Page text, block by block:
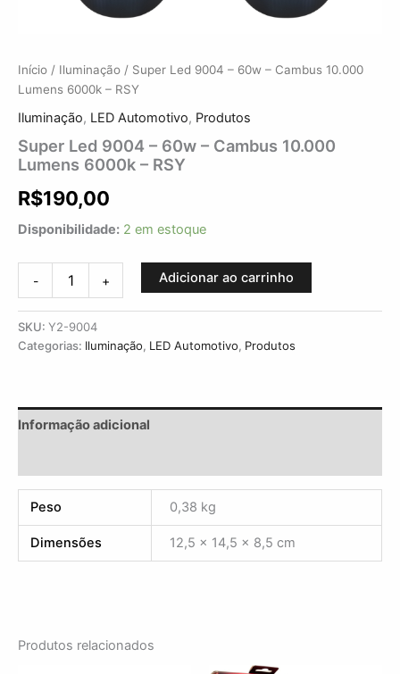
Início / Iluminação / Super Led 9004 – 60w – Cambus 10.000
Lumens 6000k – RSY
Iluminação, LED Automotivo, Produtos
Super Led 9004 – 60w – Cambus 10.000
Lumens 6000k – RSY
R$190,00
Disponibilidade: 2 em estoque
- + Adicionar ao carrinho
SKU: Y2-9004
Categorias: Iluminação, LED Automotivo, Produtos
Informação adicional
Peso 0,38 kg
Dimensões 12,5 × 14,5 × 8,5 cm
Produtos relacionados